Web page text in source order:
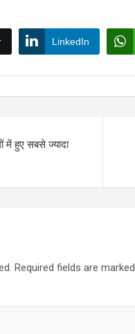
LinkedIn
हुए सबसे ज्यादा
Required fields are marked